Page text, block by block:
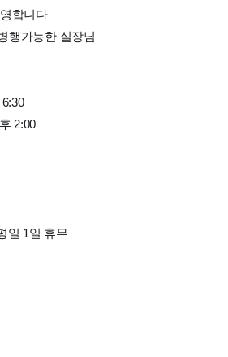
합니다
행가능한 실장님
2:00
일 1일 휴무